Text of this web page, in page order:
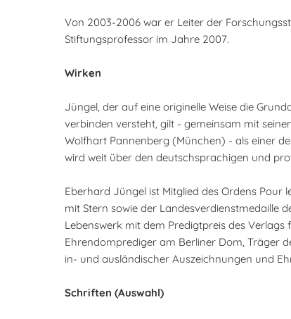
Von 2003-2006 war er Leiter der
Stiftungsprofessor im Jahre 2007.
Wirken
Jüngel, der auf eine originelle Weise die
verbinden versteht, gilt - gemeinsam mit
Wolfhart Pannenberg (München) - als einer
wird weit über den deutschsprachigen und
Eberhard Jüngel ist Mitglied des Ordens Pour
mit Stern sowie der Landesverdienstmedaille
Lebenswerk mit dem Predigtpreis des
Ehrendomprediger am Berliner Dom, Träger
in- und ausländischer Auszeichnungen und
Schriften (Auswahl)